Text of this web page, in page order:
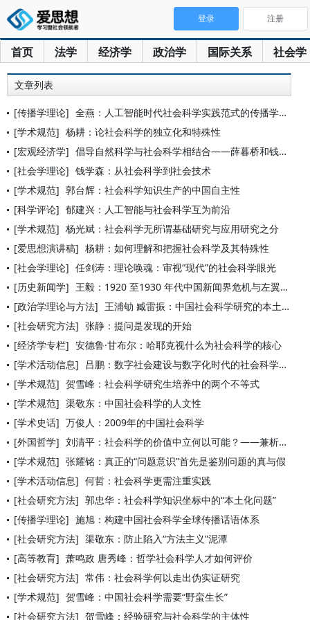
首页 法学 经济学 政治学 国际关系 社会学
登录 注册
文章列表
[传播学理论] 全燕：人工智能时代社会科学实践范式的传播学转向
[学术规范] 杨耕：论社会科学的独立化和特殊性
[宏观经济学] 倡导自然科学与社会科学相结合——薛暮桥和钱学森的对话
[社会学理论] 钱学森：从社会科学到社会技术
[学术规范] 郭台辉：社会科学知识生产的中国自主性
[科学评论] 郁建兴：人工智能与社会科学互为前沿
[学术规范] 杨光斌：社会科学无所谓基础研究与应用研究之分
[爱思想演讲稿] 杨耕：如何理解和把握社会科学及其特殊性
[社会学理论] 任剑涛：理论唤魂：审视“现代”的社会科学眼光
[历史新闻学] 王毅：1920 至1930 年代中国新闻界危机与左翼记者的形
[政治学理论与方法] 王浦劬 臧雷振：中国社会科学研究的本土化与国际化探讨——兼论
[社会研究方法] 张静：提问是发现的开始
[经济学专栏] 安德鲁·甘布尔：哈耶克视什么为社会科学的核心
[学术活动信息]
吕鹏：数字社会建设与数字化时代的社会科学发展
[学术规范] 贺雪峰：社会科学研究生培养中的两个不等式
[学术规范] 渠敬东：中国社会科学的人文性
[学术史话] 万俊人：2009年的中国社会科学
[外国哲学] 刘清平：社会科学的价值中立何以可能？——兼析韦伯的事实与价值
[学术规范] 张耀铭：真正的“问题意识”首先是鉴别问题的真与假
[学术活动信息] 何哲：社会科学更需注重实践
[社会研究方法] 郭忠华：社会科学知识坐标中的“本土化问题”
[传播学理论] 施旭：构建中国社会科学全球传播话语体系
[社会研究方法] 渠敬东：防止陷入“方法主义”泥潭
[高等教育] 萧鸣政 唐秀峰：哲学社会科学人才如何评价
[社会研究方法] 常伟：社会科学何以走出伪实证研究
[学术规范] 贺雪峰：中国社会科学需要“野蛮生长”
[社会研究方法] 贺雪峰：经验研究与社会科学的主体性